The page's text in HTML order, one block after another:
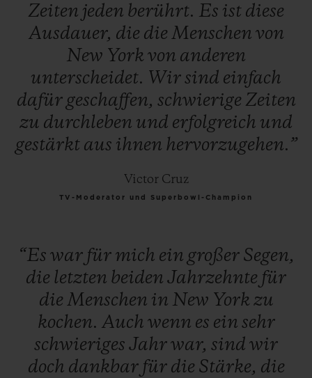
Zeiten jeden berührt. Es ist diese
Ausdauer, die die Menschen von
New Yorkvon anderen
unterscheidet. Wirsind einfach
dafürgeschaffen, schwierige Zeiten
zu durchleben und erfolgreich und
gestärkt aus ihnen hervorzugehen.”
Victor Cruz
TV-Moderator und Superbowl-Champion
“Es war für mich ein großer Segen,
die letzten beiden Jahrzehnte für
die Menschen in New Yorkzu
kochen. Auch wenn es ein sehr
schwieriges Jahrwar, sind wir
doch dankbar für die Stärke, die